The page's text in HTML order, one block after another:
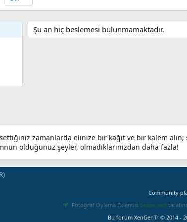
Şu an hiç beslemesi bulunmamaktadır.
zamanlarda elinize bir kağıt ve bir kalem
olduğunuz şeyler, olmadıklarınızdan daha fazla!
Community
Fotoğraf Oylama Eklentisi Sebze.net
Bu forum XenGenTr © 2014 -